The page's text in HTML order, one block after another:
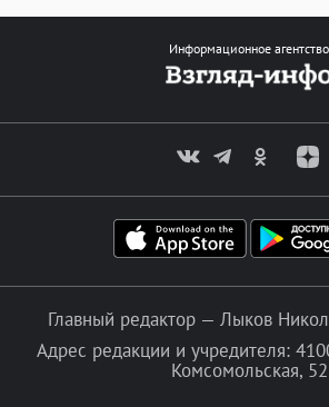
Информационное агентство
Главный редактор — Лыков
Адрес редакции и учредителя:
Комсомольская, 52